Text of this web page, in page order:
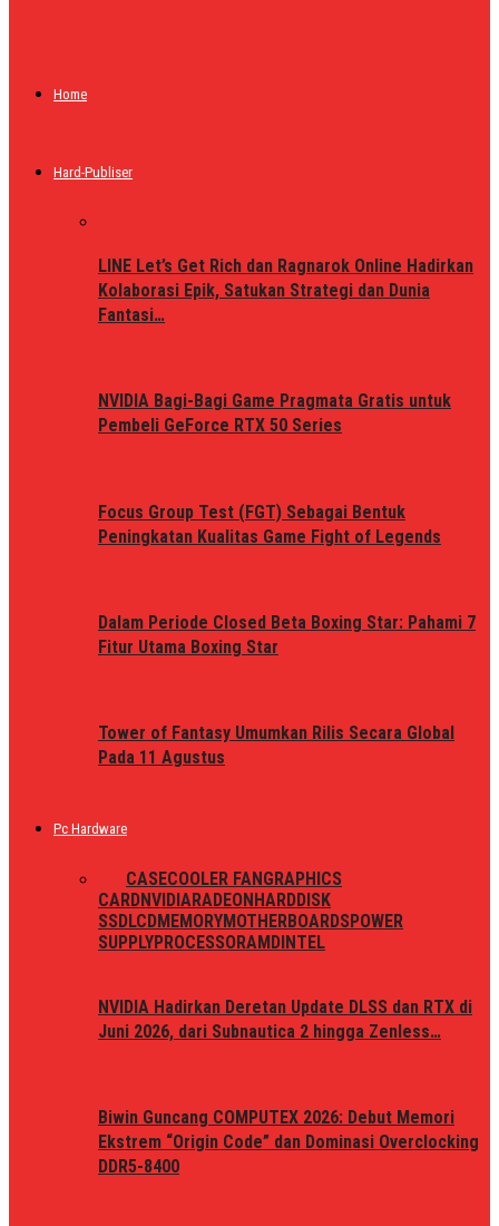
Home
Hard-Publiser
LINE Let’s Get Rich dan Ragnarok Online Hadirkan
Kolaborasi Epik, Satukan Strategi dan Dunia
Fantasi…
NVIDIA Bagi-Bagi Game Pragmata Gratis untuk
Pembeli GeForce RTX 50 Series
Focus Group Test (FGT) Sebagai Bentuk
Peningkatan Kualitas Game Fight of Legends
Dalam Periode Closed Beta Boxing Star: Pahami 7
Fitur Utama Boxing Star
Tower of Fantasy Umumkan Rilis Secara Global
Pada 11 Agustus
Pc Hardware
CASECOOLER FAN GRAPHICS
CARDNVIDIARADEON HARDDISK
SSDLCDMEMORYMOTHERBOARDSPOWER
SUPPLYPROCESSORAMD INTEL
NVIDIA Hadirkan Deretan Update DLSS dan RTX di
Juni 2026, dari Subnautica 2 hingga Zenless…
Biwin Guncang COMPUTEX 2026: Debut Memori
Ekstrem “Origin Code” dan Dominasi Overclocking
DDR5-8400